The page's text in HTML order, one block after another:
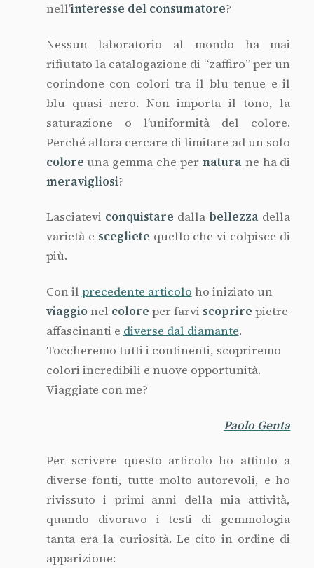
nell’interesse del consumatore?
Nessun laboratorio al mondo ha mai
rifiutato la catalogazione di “zaffiro” per un
corindone con colori tra il blu tenue e il
blu quasi nero. Non importa il tono, la
saturazione o l’uniformità del colore.
Perché allora cercare di limitare ad un solo
colore una gemma che per naturane ha di
meravigliosi?
Lasciatevi conquistare dalla bellezza della
varietà e scegliete quello che vi colpisce di
più.
Con il precedente articolo ho iniziato un
viaggionel colore per farvi scoprire pietre
affascinanti e diverse dal diamante.
Toccheremo tutti i continenti, scopriremo
colori incredibili e nuove opportunità.
Viaggiate con me?
Paolo Genta
Per scrivere questo articolo ho attinto a
diverse fonti, tutte molto autorevoli, e ho
rivissuto i primi anni della mia attività,
quando divoravo i testi di gemmologia
tanta era la curiosità. Le cito in ordine di
apparizione: